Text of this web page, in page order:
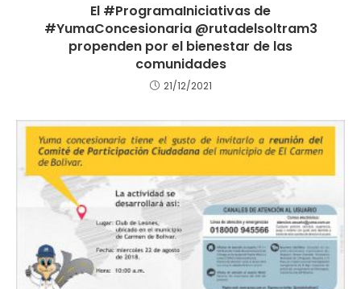
El #ProgramaIniciativas de
#YumaConcesionaria @rutadelsoltram3
propenden por el bienestar de las
comunidades
21/12/2021